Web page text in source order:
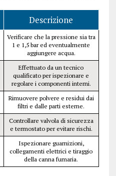
Descrizione
Verificare che la pressione sia tra
1 e 1,5 bar ed eventualmente
aggiungere acqua.
Effettuato da un tecnico
qualificato per ispezionare e
regolare i componenti interni.
Rimuovere polvere e residui dai
filtri e dalle parti esterne.
Controllare valvola di sicurezza
e termostato per evitare rischi.
Ispezionare guarnizioni,
collegamenti elettrici e tiraggio
della canna fumaria.